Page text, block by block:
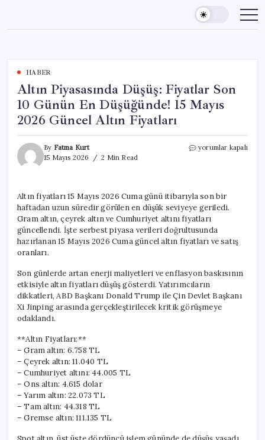
content
HABER
Altın Piyasasında Düşüş: Fiyatlar Son
10 Günün En Düşüğünde! 15 Mayıs
2026 Güncel Altın Fiyatları
By Fatma Kurt
15 Mayıs 2026
2 Min Read
Altın
10
Günün
En
Düşüğünde!
15
Altın
Fiyatları
için
yorumlar kapalı
Altın fiyatları 15 Mayıs 2026 Cuma günü itibarıyla son bir
haftadan uzun süredir görülen en düşük seviyeye geriledi.
Gram altın, çeyrek altın ve Cumhuriyet altını fiyatları
güncellendi. İşte serbest piyasa verileri doğrultusunda
hazırlanan 15 Mayıs 2026 Cuma güncel altın fiyatları ve satış
oranları.
Son günlerde artan enerji maliyetleri ve enflasyon baskısının
etkisiyle altın fiyatları düşüş gösterdi. Yatırımcıların
dikkatleri, ABD Başkanı Donald Trump ile Çin Devlet Başkanı
Xi Jinping arasında gerçekleştirilecek kritik görüşmeye
odaklandı.
**Altın Fiyatları:**
– Gram altın: 6.758 TL
– Çeyrek altın: 11.040 TL
– Cumhuriyet altını: 44.005 TL
– Ons altın: 4.615 dolar
– Yarım altın: 22.073 TL
– Tam altın: 44.318 TL
– Gremse altın: 111.135 TL